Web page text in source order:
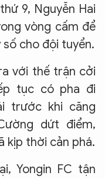
9, Nguyễn Hai
vòng cấm để
cho đội tuyển.
với thế trận cởi
tục có pha đi
trước khi căng
dứt điểm,
kịp thời cản phá.
Yongin FC tận